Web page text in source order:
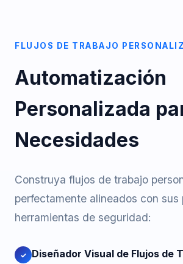
FLUJOS DE TRABAJO
Automatización
Personalizada
Necesidades
Construya flujos de trabajo
perfectamente alineados con sus
herramientas de seguridad:
✓
Diseñador Visual de Flujos de